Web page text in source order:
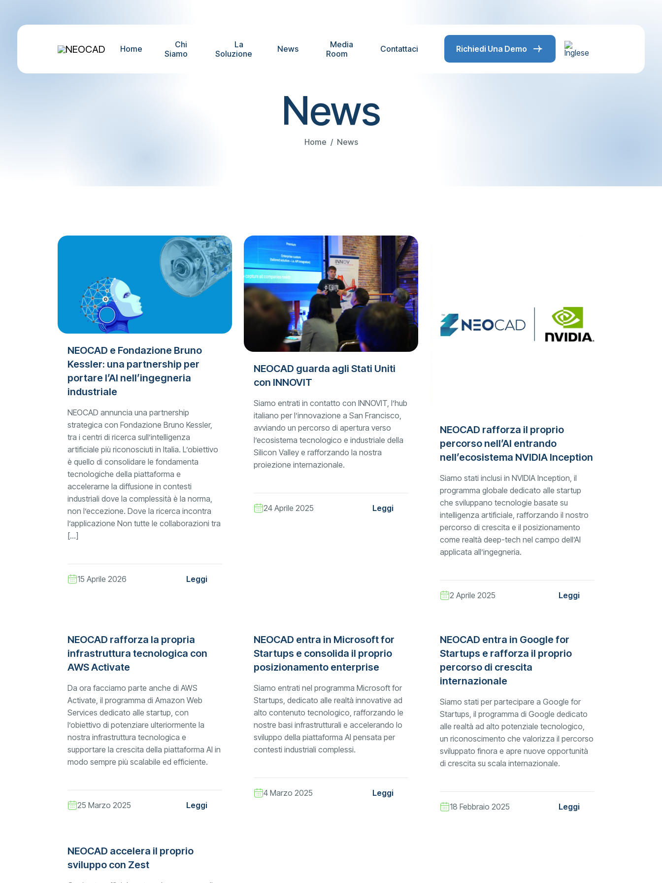
Home
Chi
Siamo
La
Soluzione
News
Media
Room
Contattaci Richiedi Una Demo
News
Home News
NEOCAD e Fondazione Bruno
Kessler: una partnership per
portare l’AI nell’ingegneria
industriale
NEOCAD annuncia una partnership
strategica con Fondazione Bruno Kessler,
tra i centri di ricerca sull’intelligenza
artificiale più riconosciuti in Italia. L’obiettivo
è quello di consolidare le fondamenta
tecnologiche della piattaforma e
accelerarne la diffusione in contesti
industriali dove la complessità è la norma,
non l’eccezione. Dove la ricerca incontra
l’applicazione Non tutte le collaborazioni tra
[…]
15 Aprile 2026 Leggi
NEOCAD guarda agli Stati Uniti
con INNOVIT
Siamo entrati in contatto con INNOVIT, l’hub
italiano per l’innovazione a San Francisco,
avviando un percorso di apertura verso
l’ecosistema tecnologico e industriale della
Silicon Valley e rafforzando la nostra
proiezione internazionale.
24 Aprile 2025 Leggi
NEOCAD rafforza il proprio
percorso nell’AI entrando
nell’ecosistema NVIDIA Inception
Siamo stati inclusi in NVIDIA Inception, il
programma globale dedicato alle startup
che sviluppano tecnologie basate su
intelligenza artificiale, rafforzando il nostro
percorso di crescita e il posizionamento
come realtà deep-tech nel campo dell’AI
applicata all’ingegneria.
2 Aprile 2025 Leggi
NEOCAD rafforza la propria
infrastruttura tecnologica con
AWS Activate
Da ora facciamo parte anche di AWS
Activate, il programma di Amazon Web
Services dedicato alle startup, con
l’obiettivo di potenziare ulteriormente la
nostra infrastruttura tecnologica e
supportare la crescita della piattaforma AI in
modo sempre più scalabile ed efficiente.
25 Marzo 2025 Leggi
NEOCAD entra in Microsoft for
Startups e consolida il proprio
posizionamento enterprise
Siamo entrati nel programma Microsoft for
Startups, dedicato alle realtà innovative ad
alto contenuto tecnologico, rafforzando le
nostre basi infrastrutturali e accelerando lo
sviluppo della piattaforma AI pensata per
contesti industriali complessi.
4 Marzo 2025 Leggi
NEOCAD entra in Google for
Startups e rafforza il proprio
percorso di crescita
internazionale
Siamo stati per partecipare a Google for
Startups, il programma di Google dedicato
alle realtà ad alto potenziale tecnologico,
un riconoscimento che valorizza il percorso
sviluppato finora e apre nuove opportunità
di crescita su scala internazionale.
18 Febbraio 2025 Leggi
NEOCAD accelera il proprio
sviluppo con Zest